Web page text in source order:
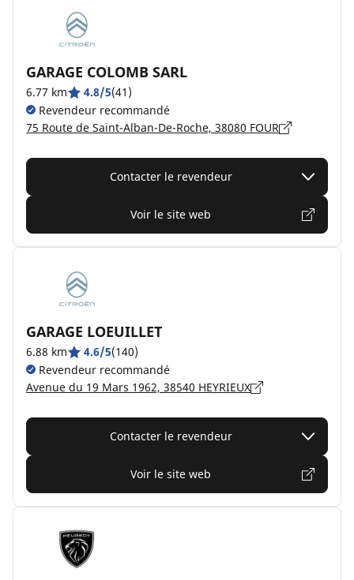
GARAGE COLOMB SARL
6.77 km 4.8/5(41)
Revendeur recommandé
75 Route de Saint-Alban-De-Roche, 38080 FOUR
Contacter le revendeur
Voir le site web
GARAGE LOEUILLET
6.88 km 4.6/5(140)
Revendeur recommandé
Avenue du 19 Mars 1962, 38540 HEYRIEUX
Contacter le revendeur
Voir le site web